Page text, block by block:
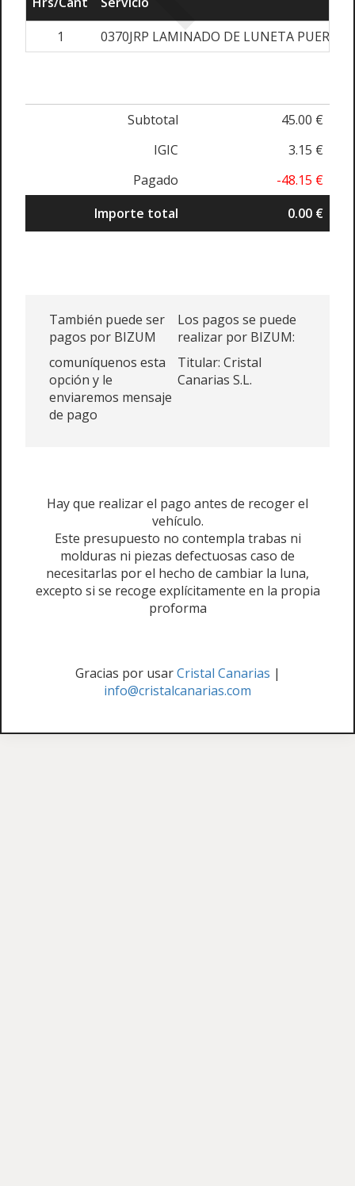
1
0370JRP LAMINADO DE LUNETA PUERTA
Subtotal
45.00 €
IGIC
3.15 €
Pagado
-48.15 €
Importe total
0.00 €
También puede ser
pagos por BIZUM
comuníquenos esta
opción y le
enviaremos mensaje
de pago
Los pagos se puede
realizar por BIZUM:
Titular: Cristal
Canarias S.L.
Hay que realizar el pago antes de recoger el
vehículo.
Este presupuesto no contempla trabas ni
molduras ni piezas defectuosas caso de
necesitarlas por el hecho de cambiar la luna,
excepto si se recoge explícitamente en la propia
proforma
Gracias por usarCristal Canarias |
info@cristalcanarias.com